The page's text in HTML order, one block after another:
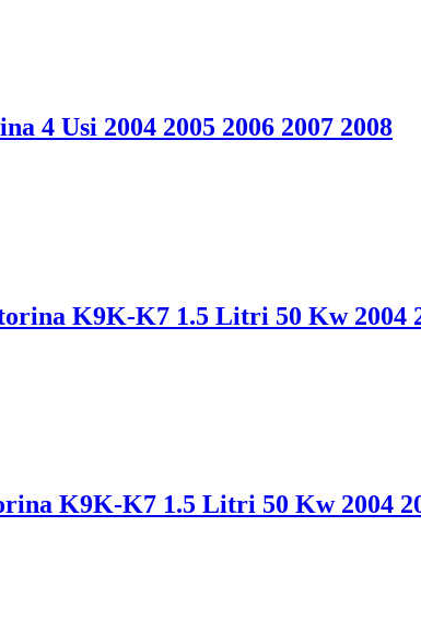
4 Usi 2004 2005 2006 2007 2008
K9K-K7 1.5 Litri 50 Kw 2004
K9K-K7 1.5 Litri 50 Kw 2004